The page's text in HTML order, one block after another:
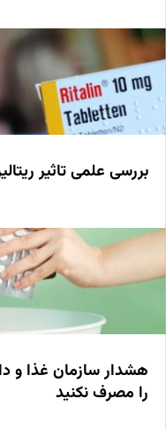
بررسی علمی تاثیر
هشدار سازمان غذا و
را مصرف نکنید